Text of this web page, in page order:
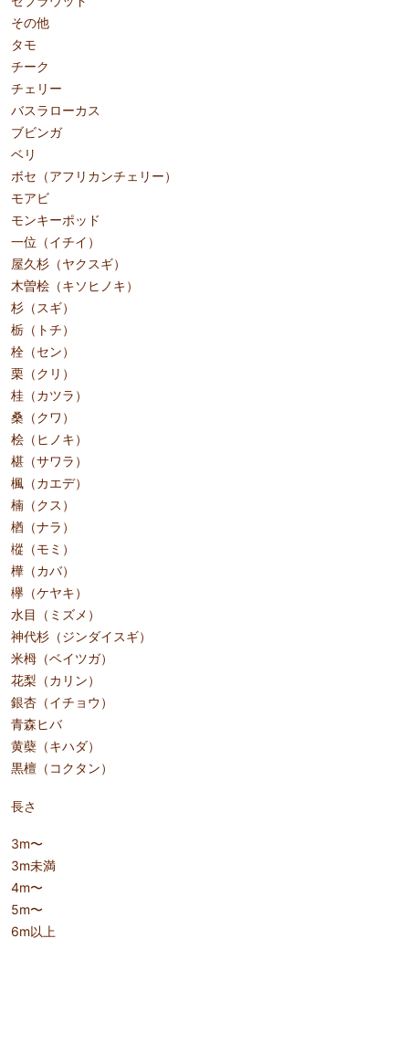
その他
タモ
チーク
チェリー
バスラローカス
ブビンガ
ベリ
ボセ（アフリカンチェリー）
モアビ
モンキーポッド
一位（イチイ）
屋久杉（ヤクスギ）
木曽桧（キソヒノキ）
杉（スギ）
栃（トチ）
栓（セン）
栗（クリ）
桂（カツラ）
桑（クワ）
桧（ヒノキ）
椹（サワラ）
楓（カエデ）
楠（クス）
楢（ナラ）
樅（モミ）
樺（カバ）
欅（ケヤキ）
水目（ミズメ）
神代杉（ジンダイスギ）
米栂（ベイツガ）
花梨（カリン）
銀杏（イチョウ）
青森ヒバ
黄蘗（キハダ）
黒檀（コクタン）
長さ
3m〜
3m未満
4m〜
5m〜
6m以上